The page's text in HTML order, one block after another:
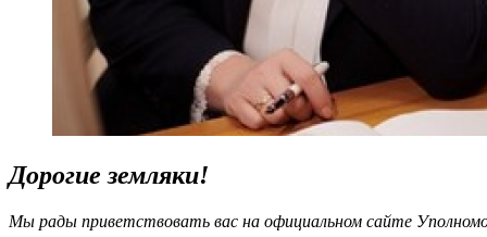
Дорогие земляки!
Мы рады приветствовать вас на официальном сайте